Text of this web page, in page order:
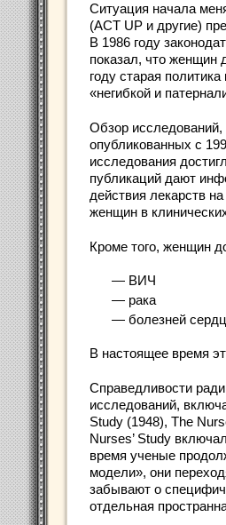
Ситуация начала
(ACT UP и другие)
В 1986 году
показал, что женщин
году старая
«негибкой и
Обзор
опубликованных с
исследования
публикаций дают
действия лекарств
женщин в
Кроме того, женщин
— ВИЧ
— рака
— болезней
В настоящее время
Справедливости
исследований,
Study (1948), The
Nurses’ Study
время ученые
модели», они
забывают о
отдельная